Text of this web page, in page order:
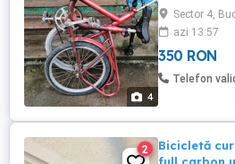
4
Sector 4,
azi 13:57
350 RON
Telefon
2
Bicicletă